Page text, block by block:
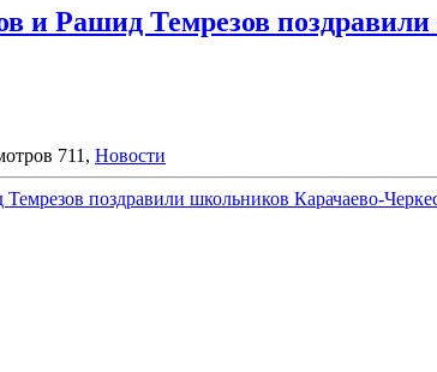
и Рашид Темрезов
711, Новости